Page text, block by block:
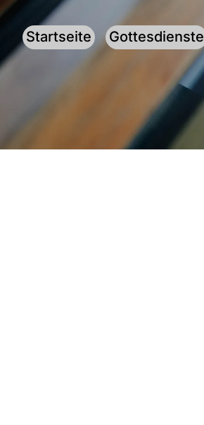
Startseite Gottesdienste